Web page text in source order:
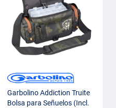
Garbolino Addiction Truite
Bolsa para Señuelos (Incl.